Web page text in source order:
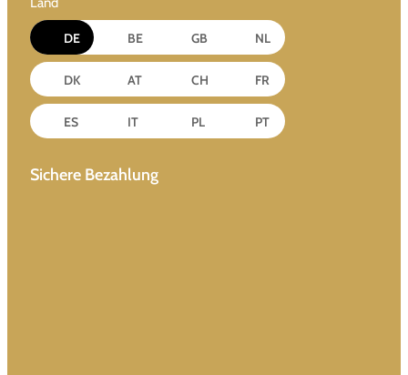
DE BE GB NL
DK AT CH FR
ES IT PL PT
Sichere Bezahlung